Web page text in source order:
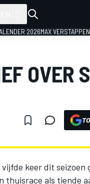
2026MAX VERSTAPPEN
OVER
keer dit seizoen
thuisrace als tiende